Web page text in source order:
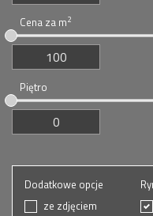
Cena za m2
Piętro
Dodatkowe opcje
ze zdjęciem